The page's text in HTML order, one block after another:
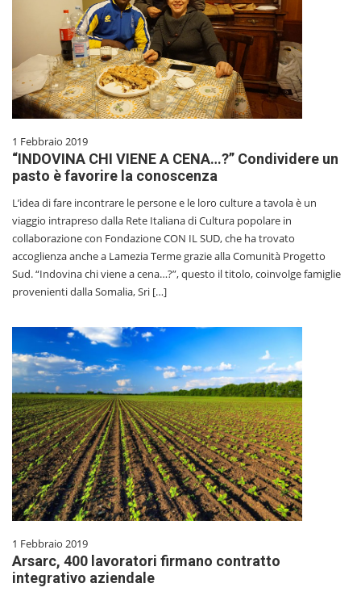
1 Febbraio 2019
“INDOVINA CHI VIENE A CENA…?” Condividere un
pasto è favorire la conoscenza
L’idea di fare incontrare le persone e le loro culture a tavola è un
viaggio intrapreso dalla Rete Italiana di Cultura popolare in
collaborazione con Fondazione CON IL SUD, che ha trovato
accoglienza anche a Lamezia Terme grazie alla Comunità Progetto
Sud. “Indovina chi viene a cena…?”, questo il titolo, coinvolge famiglie
provenienti dalla Somalia, Sri […]
1 Febbraio 2019
Arsarc, 400 lavoratori firmano contratto
integrativo aziendale